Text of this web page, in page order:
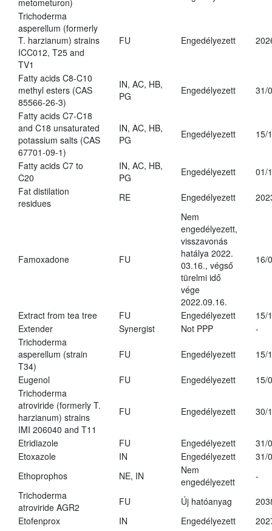
metometuron)
Trichoderma
asperellum (formerly
T. harzianum) strains
ICC012, T25 and
TV1
FU Engedélyezett
Fatty acids C8-C10
methyl esters (CAS
85566-26-3)
IN, AC, HB,
PG
Engedélyezett 31/
Fatty acids C7-C18
and C18 unsaturated
potassium salts (CAS
67701-09-1)
IN, AC, HB,
PG
Engedélyezett 15/
Fatty acids C7 to
C20
IN, AC, HB,
PG
Engedélyezett
01/
Fat distilation
residues
RE Engedélyezett
Famoxadone FU
Nem
engedélyezett,
visszavonás
hatálya 2022.
03.16., végső
türelmi idő
vége
2022.09.16.
16/
Extract from tea tree FU Engedélyezett
15/
Extender
Synergist Not PPP
-
Trichoderma
asperellum (strain
T34)
FU Engedélyezett 15/
Eugenol FU Engedélyezett
15/
Trichoderma
atroviride (formerly T.
harzianum) strains
IMI 206040 and T11
FU Engedélyezett 30/
Etridiazole FU Engedélyezett
31/
Etoxazole
IN Engedélyezett
31/
Ethoprophos
NE, IN
Nem
engedélyezett
-
Trichoderma
atroviride AGR2
FU Új hatóanyag
Etofenprox
IN Engedélyezett